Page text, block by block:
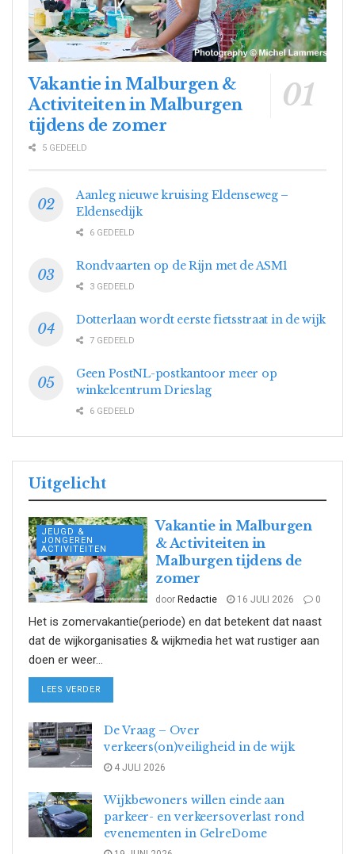
Vakantie in Malburgen &
Activiteiten in Malburgen
tijdens de zomer
5 GEDEELD
Aanleg nieuwe kruising Eldenseweg –
Eldensedijk
6 GEDEELD
Rondvaarten op de Rijn met de ASM1
3 GEDEELD
Dotterlaan wordt eerste fietsstraat in de wijk
7 GEDEELD
Geen PostNL-postkantoor meer op
winkelcentrum Drieslag
6 GEDEELD
Uitgelicht
JEUGD &
JONGEREN
ACTIVITEITEN
Vakantie in Malburgen
& Activiteiten in
Malburgen tijdens de
zomer
door Redactie 16 JULI 2026 0
Het is zomervakantie(periode) en dat betekent dat naast
dat de wijkorganisaties & wijkmedia het wat rustiger aan
doen er weer...
LEES VERDER
De Vraag – Over
verkeers(on)veiligheid in de wijk
4 JULI 2026
Wijkbewoners willen einde aan
parkeer- en verkeersoverlast rond
evenementen in GelreDome